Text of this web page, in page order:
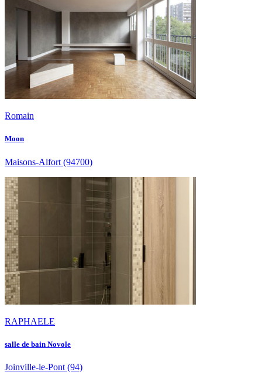
Romain
Moon
Maisons-Alfort (94700)
RAPHAELE
salle de bain Novole
Joinville-le-Pont (94)